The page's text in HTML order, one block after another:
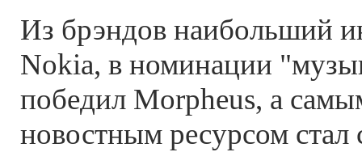
Из брэндов наибольший
Nokia, в номинации
победил Morpheus, а
новостным ресурсом стал